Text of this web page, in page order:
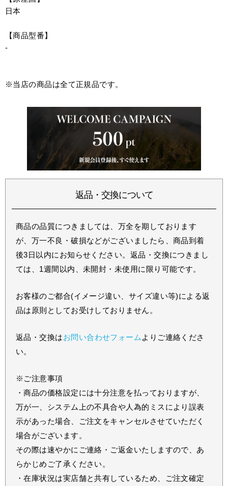
日本
【商品型番】
-
※当店の商品は全て正規品です。
返品・交換について
商品の品質につきましては、万全を期しております
が、万一不良・破損などがございましたら、商品到着
後3日以内にお知らせください。返品・交換につきまし
ては、1週間以内、未開封・未使用に限り可能です。
お客様のご都合(イメージ違い、サイズ違い等)による返
品は原則としてお受けしておりません。
返品・交換はお問い合わせフォーム よりご連絡くださ
い。
※ご注意事項
・商品の価格設定には十分注意を払っておりますが、
万が一、システム上の不具合や人為的ミスにより誤表
示があった場合、ご注文をキャンセルさせていただく
場合がございます。
その際は速やかにご連絡・ご返金いたしますので、あ
らかじめご了承ください。
・在庫状況は実店舗と共有しているため、ご注文確定